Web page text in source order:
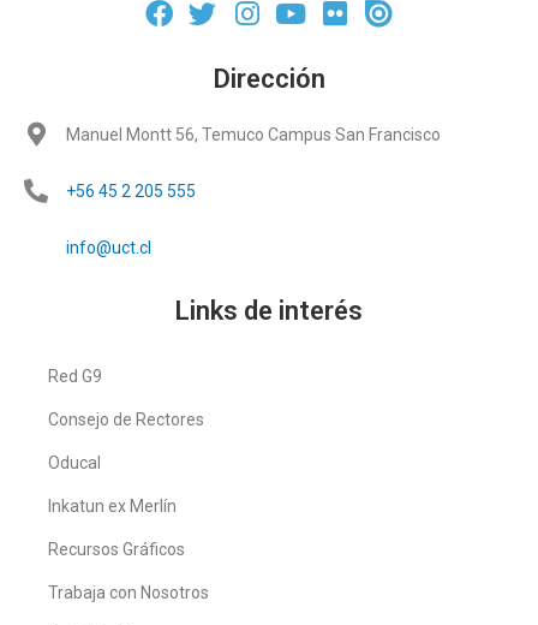
Dirección
Manuel Montt 56, Temuco Campus San Francisco
+56 45 2 205 555
info@uct.cl
Links de interés
Red G9
Consejo de Rectores
Oducal
Inkatun ex Merlín
Recursos Gráficos
Trabaja con Nosotros